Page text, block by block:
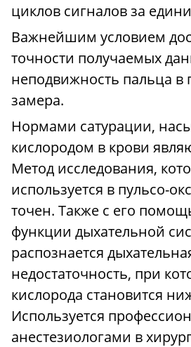
циклов сигналов за
Важнейшим условием
точности получаемых
неподвижность пальца в
замера.
Нормами сатурации,
кислородом в крови
Метод исследования,
используется в пульсо-
точен. Также с его
функции дыхательной
распознается
недостаточность, при
кислорода становится
Используется
анестезиологами в